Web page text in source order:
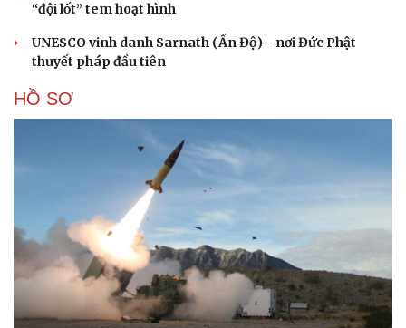
“đội lốt” tem hoạt hình
UNESCO vinh danh Sarnath (Ấn Độ) - nơi Đức Phật
thuyết pháp đầu tiên
HỒ SƠ